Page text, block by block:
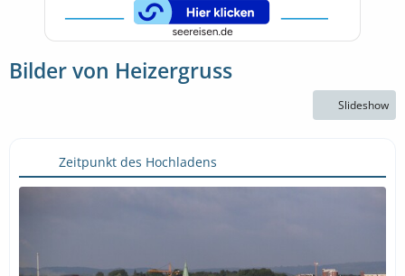
Bilder von Heizergruss
Slideshow
Zeitpunkt des Hochladens